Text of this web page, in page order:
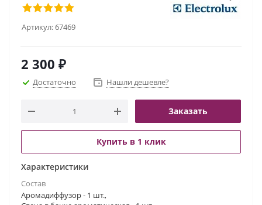
Артикул:67469
2 300 ₽
Достаточно Нашли дешевле?
Заказать
Купить в 1 клик
Характеристики
Состав
Аромадиффузор - 1 шт.,